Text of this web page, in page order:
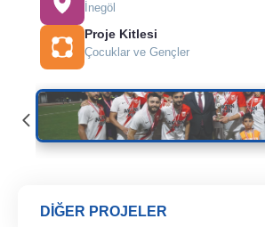
İnegöl
Proje Kitlesi
Çocuklar ve Gençler
DİĞER PROJELER